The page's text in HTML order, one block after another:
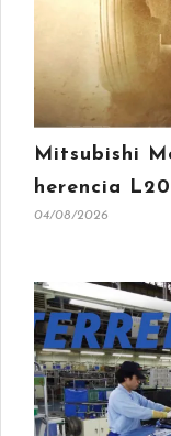
Mitsubishi
herencia
04/08/2026